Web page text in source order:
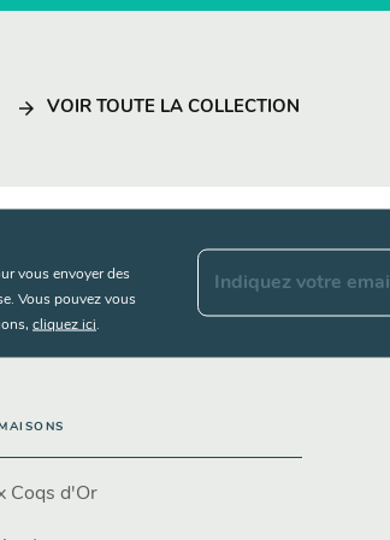
arrow_forward VOIR TOUTE LA COLLECTION
vous envoyer des
Vous pouvez vous
cliquez ici.
Indiquez votre email
Coqs d'Or